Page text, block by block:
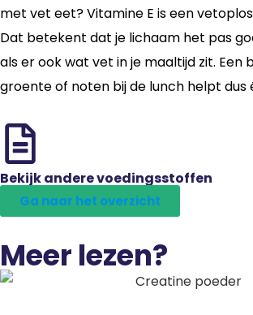
met vet eet? Vitamine E is een
Dat betekent dat je lichaam het pas
als er ook wat vet in je maaltijd zit. Een
groente of noten bij de lunch helpt dus
Bekijk andere voedingsstoffen
Ga naar het overzicht
Meer lezen?